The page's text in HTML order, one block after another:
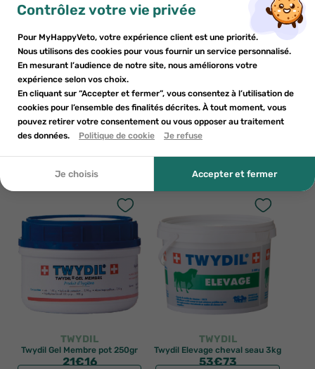
TWYDIL
Twydil Elevage cheval seau 10kg
AJOUTER AU PANIER
TWYDIL
Twydil Liquide Membre cheval
AJOUTER AU PANIER
TWYDIL
Twydil Gel Membre pot 250gr
21€16
TWYDIL
Twydil Elevage cheval seau 3kg
53€73
Ajouter à la liste de souhaits ×
add_circle_outline Créer une nouvelle liste
×
((confirmMessage))
((cancelText)) ((modalDeleteText))
Créer une liste de souhaits ×
Nom de la liste de souhaits
Créer une liste de souhaits
S'inscrire ×
Vous devez être connecté pour enregistrer des produits dans
votre liste de souhaits.
Annuler S'inscrire
Contrôlez votre vie privée
Pour MyHappyVeto, votre expérience client est une priorité.
Nous utilisons des cookies pour vous fournir un service personnalisé.
En mesurant l’audience de notre site, nous améliorons votre
expérience selon vos choix.
En cliquant sur “Accepter et fermer”, vous consentez à l’utilisation de
cookies pour l’ensemble des finalités décrites. À tout moment, vous
pouvez retirer votre consentement ou vous opposer au traitement
des données.
Politique de cookie Je refuse
Je choisis Accepter et fermer